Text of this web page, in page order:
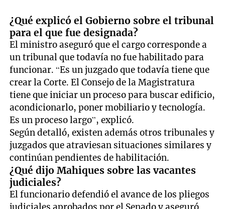
¿Qué explicó el Gobierno sobre el tribunal
para el que fue designada?
El ministro aseguró que el cargo corresponde a
un tribunal que todavía no fue habilitado para
funcionar. “Es un juzgado que todavía tiene que
crear la Corte. El Consejo de la Magistratura
tiene que iniciar un proceso para buscar edificio,
acondicionarlo, poner mobiliario y tecnología.
Es un proceso largo”, explicó.
Según detalló, existen además otros tribunales y
juzgados que atraviesan situaciones similares y
continúan pendientes de habilitación.
¿Qué dijo Mahiques sobre las vacantes
judiciales?
El funcionario defendió el avance de los pliegos